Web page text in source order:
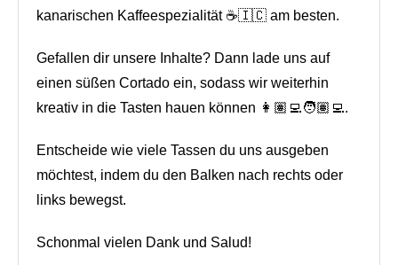
kanarischen Kaffeespezialität ☕🇮🇨 am besten.
Gefallen dir unsere Inhalte? Dann lade uns auf
einen süßen Cortado ein, sodass wir weiterhin
kreativ in die Tasten hauen können 👩🏽‍💻🧑🏽‍💻.
Entscheide wie viele Tassen du uns ausgeben
möchtest, indem du den Balken nach rechts oder
links bewegst.
Schonmal vielen Dank und Salud!